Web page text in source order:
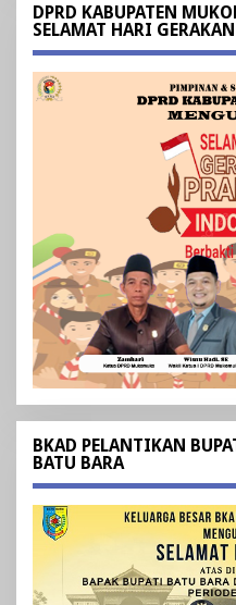
DPRD KABUPATEN
SELAMAT HARI
BKAD PELANTIKAN
BATU BARA